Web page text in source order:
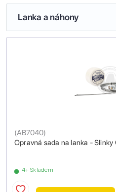
Lanka a náhony
Opravná sada na lanka - Slinky
(AB7040)
4+ Skladem